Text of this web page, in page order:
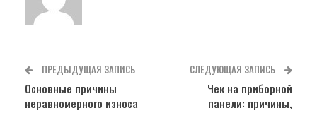
ПРЕДЫДУЩАЯ ЗАПИСЬ
Основные причины
неравномерного износа
СЛЕДУЮЩАЯ ЗАПИСЬ
Чек на приборной
панели: причины,